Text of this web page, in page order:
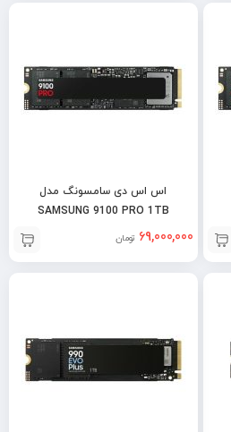
اس اس دی سامسونگ مدل
SAMSUNG 9100 PRO 1TB
69,000,000 تومان